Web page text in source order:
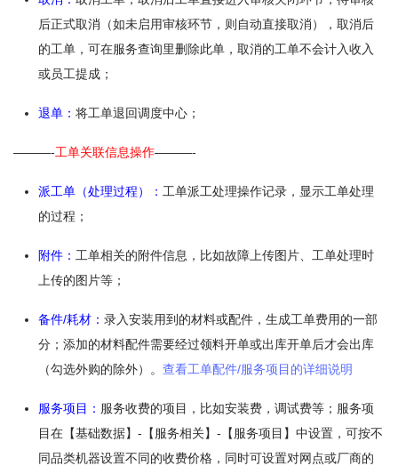
后正式取消（如未启用审核环节，则自动直接取消），取消后
的工单，可在服务查询里删除此单，取消的工单不会计入收入
或员工提成；
退单： 将工单退回调度中心；
———-工单关联信息操作———-
派工单（处理过程）： 工单派工处理操作记录，显示工单处理
的过程；
附件： 工单相关的附件信息，比如故障上传图片、工单处理时
上传的图片等；
备件/耗材 ： 录入安装用到的材料或配件，生成工单费用的一部
分；添加的材料配件需要经过领料开单或出库开单后才会出库
（勾选外购的除外）。 查看工单配件/服务项目的详细说明
服务项目： 服务收费的项目，比如安装费，调试费等；服务项
目在【基础数据】-【服务相关】-【服务项目】中设置，可按不
同品类机器设置不同的收费价格，同时可设置对网点或厂商的